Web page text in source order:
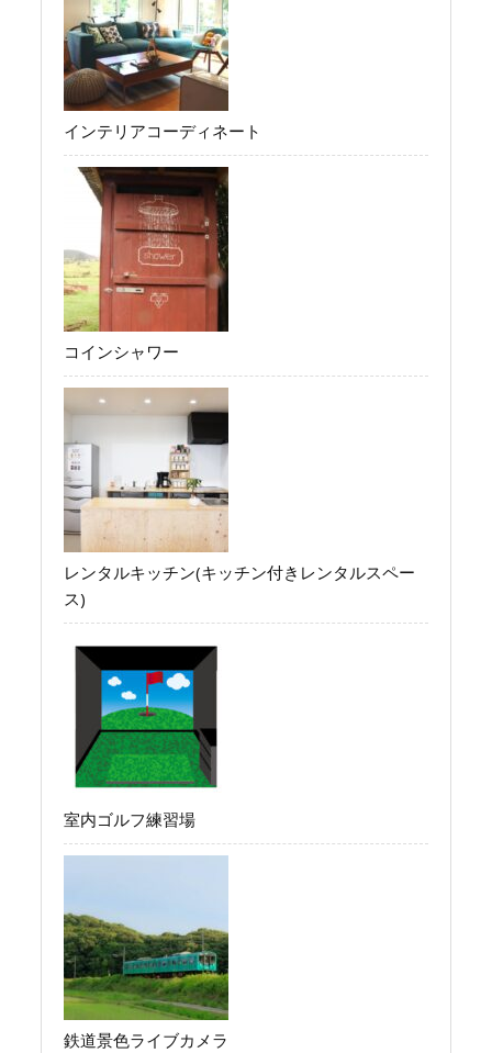
インテリアコーディネート
コインシャワー
レンタルキッチン(キッチン付きレンタルスペー
ス)
室内ゴルフ練習場
鉄道景色ライブカメラ